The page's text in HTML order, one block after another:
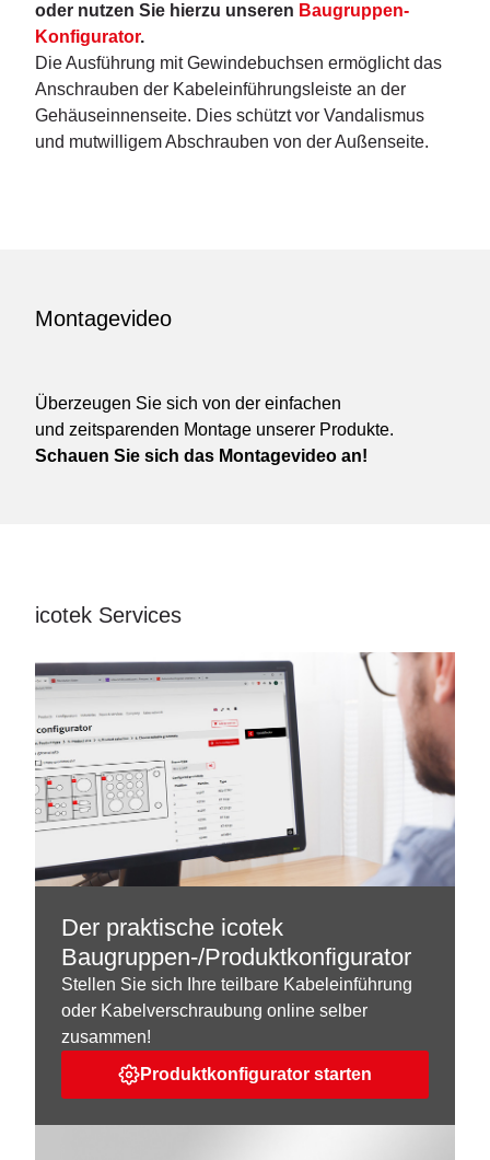
oder nutzen Sie hierzu unseren Baugruppen-
Konfigurator.
Die Ausführung mit Gewindebuchsen ermöglicht das
Anschrauben der Kabeleinführungsleiste an der
Gehäuseinnenseite. Dies schützt vor Vandalismus
und mutwilligem Abschrauben von der Außenseite.
Montagevideo
Überzeugen Sie sich von der einfachen
und zeitsparenden Montage unserer Produkte.
Schauen Sie sich das Montagevideo an!
icotek Services
Der praktische icotek
Baugruppen-/Produktkonfigurator
Stellen Sie sich Ihre teilbare Kabeleinführung
oder Kabelverschraubung online selber
zusammen!
Produktkonfigurator starten